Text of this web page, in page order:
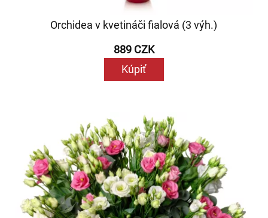
Orchidea v kvetináči fialová (3 výh.)
889 CZK
Kúpiť